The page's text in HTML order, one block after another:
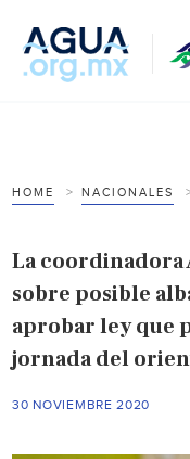
HOME NACIONALES
La coordinadora
sobre posible
aprobar ley que
jornada del
30 NOVIEMBRE 2020